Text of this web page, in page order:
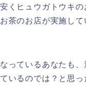
くヒュウガトウキ
茶のお店が実施し
っているあなたも
いるのでは？と思っ